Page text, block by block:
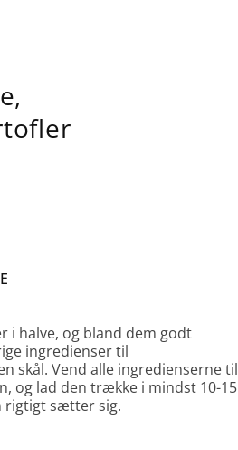
i halve, og bland dem godt
ingredienser til
skål. Vend alle ingredienserne til
og lad den trække i mindst 10-15
rigtigt sætter sig.